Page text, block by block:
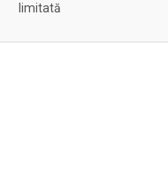
limitată